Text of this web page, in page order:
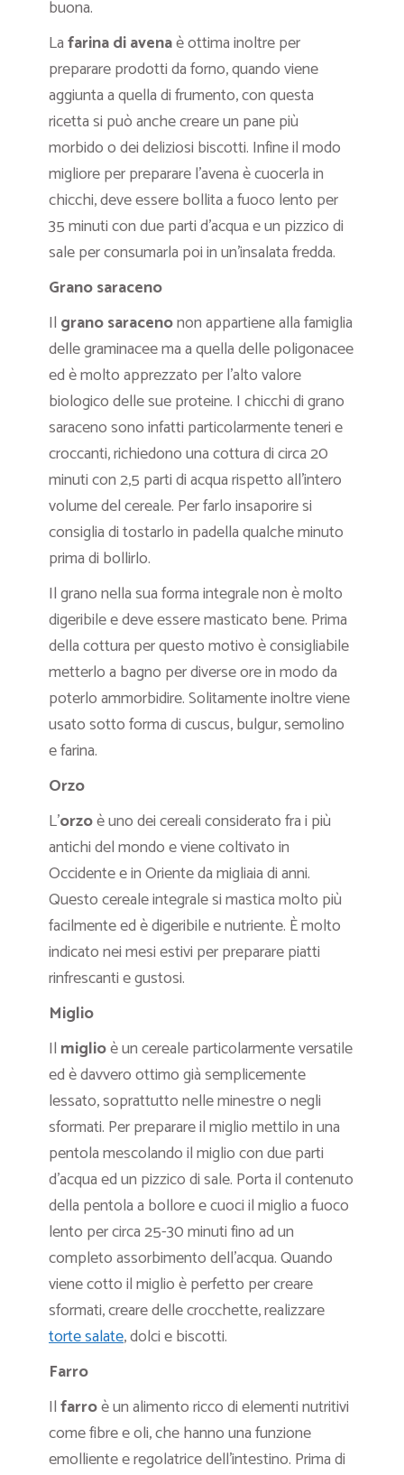
buona.
Lafarina di avenaè ottima inoltre per
preparare prodotti da forno, quando viene
aggiunta a quella di frumento, con questa
ricetta si può anche creareun pane più
morbido o dei deliziosi biscotti. Infine il modo
migliore per preparare l’avena è cuocerla in
chicchi, deve essere bollita a fuoco lento per
35 minuti con due parti d’acqua e un pizzico di
sale perconsumarla poi in un’insalata fredda.
Grano saraceno
Il grano saracenonon appartiene alla famiglia
delle graminacee ma a quella delle poligonacee
ed è molto apprezzato per l’alto valore
biologico delle sue proteine. I chicchi di grano
saraceno sono infatti particolarmente teneri e
croccanti, richiedono una cottura di circa 20
minuti con 2,5 parti di acqua rispetto all’intero
volume del cereale. Per farlo insaporire si
consiglia di tostarlo in padella qualche minuto
prima di bollirlo.
Il grano nella sua forma integrale non è molto
digeribile e deve essere masticato bene. Prima
della cottura per questo motivo è consigliabile
metterlo a bagno per diverse ore in modo da
poterlo ammorbidire. Solitamente inoltre viene
usato sotto forma di cuscus, bulgur, semolino
e farina.
Orzo
L’orzoè uno dei cereali considerato fra i più
antichi del mondo e viene coltivato in
Occidente e in Oriente da migliaia di anni.
Questo cereale integrale si mastica molto più
facilmente ed è digeribile e nutriente. È molto
indicato nei mesi estivi per preparare piatti
rinfrescanti e gustosi.
Miglio
Il miglioè un cereale particolarmente versatile
ed è davvero ottimo già semplicemente
lessato, soprattutto nelle minestre o negli
sformati. Per preparare il miglio mettilo in una
pentola mescolando il miglio con due parti
d’acqua ed un pizzico di sale. Porta il contenuto
della pentola a bollore e cuoci il miglio a fuoco
lento per circa 25-30 minuti fino ad un
completo assorbimento dell’acqua. Quando
viene cotto il miglio è perfetto per creare
sformati, creare delle crocchette, realizzare
torte salate, dolci e biscotti.
Farro
Ilfarroè un alimento ricco di elementi nutritivi
come fibre e oli, che hanno una funzione
emolliente e regolatrice dell’intestino. Prima di